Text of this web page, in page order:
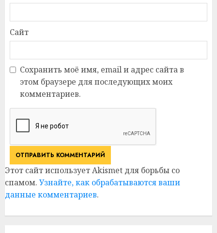
Сайт
Сохранить моё имя, email и адрес сайта в
этом браузере для последующих моих
комментариев.
Этот сайт использует Akismet для борьбы со
спамом. Узнайте, как обрабатываются ваши
данные комментариев.